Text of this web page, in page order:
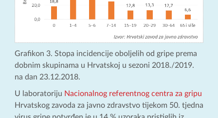
Grafikon 3. Stopa incidencije oboljelih od gripe prema
dobnim skupinama u Hrvatskoj u sezoni 2018./2019.
na dan 23.12.2018.
U laboratoriju Nacionalnog referentnog centra za gripu
Hrvatskog zavoda za javno zdravstvo tijekom 50. tjedna